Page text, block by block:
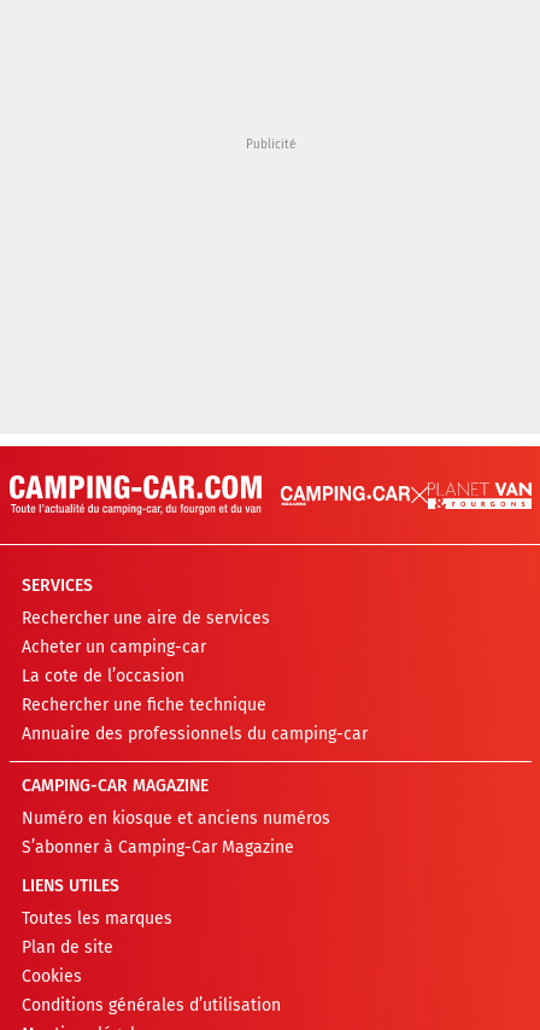
SERVICES
Rechercher une aire de services
Acheter un camping-car
La cote de l’occasion
Rechercher une fiche technique
Annuaire des professionnels du camping-car
CAMPING-CAR MAGAZINE
Numéro en kiosque et anciens numéros
S’abonner à Camping-Car Magazine
LIENS UTILES
Toutes les marques
Plan de site
Cookies
Conditions générales d’utilisation